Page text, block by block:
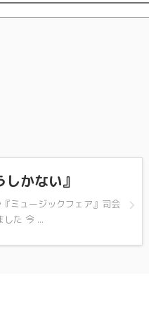
かない』
ミュージックフェア』司会
した 今 ...